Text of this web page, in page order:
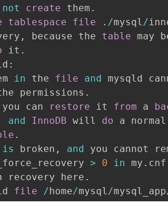
not create them .
tablespace file . /mysql/
, because the table may
it .
in the file and
permissions .
you can restore it from a
and InnoDB will do
.
is broken , and
> 0 in my .
recovery here .
file /home/mysql/mysql_app/